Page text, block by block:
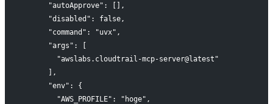
     "autoApprove": [],
     "disabled": false,
     "command": "uvx",
     "args": [
       "awslabs.cloudtrail-mcp-server@latest"
     ],
     "env": {
       "AWS_PROFILE": "hoge",